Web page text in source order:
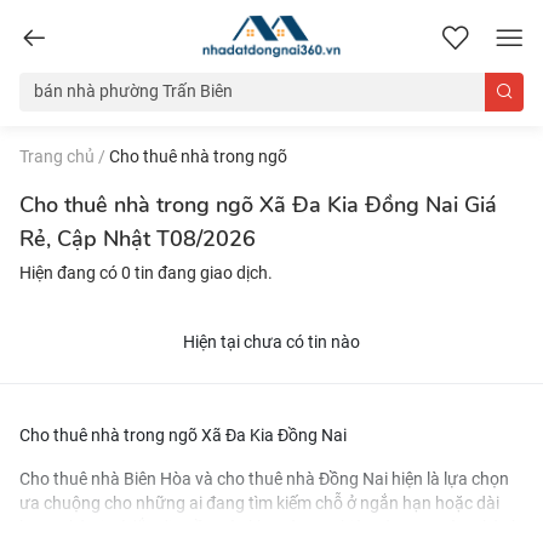
nhadatdongnai360.vn
Trang chủ / Cho thuê nhà trong ngõ
Cho thuê nhà trong ngõ Xã Đa Kia Đồng Nai Giá
Rẻ, Cập Nhật T08/2026
Hiện đang có 0 tin đang giao dịch.
Hiện tại chưa có tin nào
Cho thuê nhà trong ngõ Xã Đa Kia Đồng Nai
Cho thuê nhà Biên Hòa và cho thuê nhà Đồng Nai hiện là lựa chọn
ưa chuộng cho những ai đang tìm kiếm chỗ ở ngắn hạn hoặc dài